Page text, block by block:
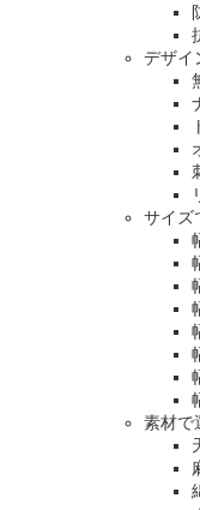
デザイ
サイズ
素材で